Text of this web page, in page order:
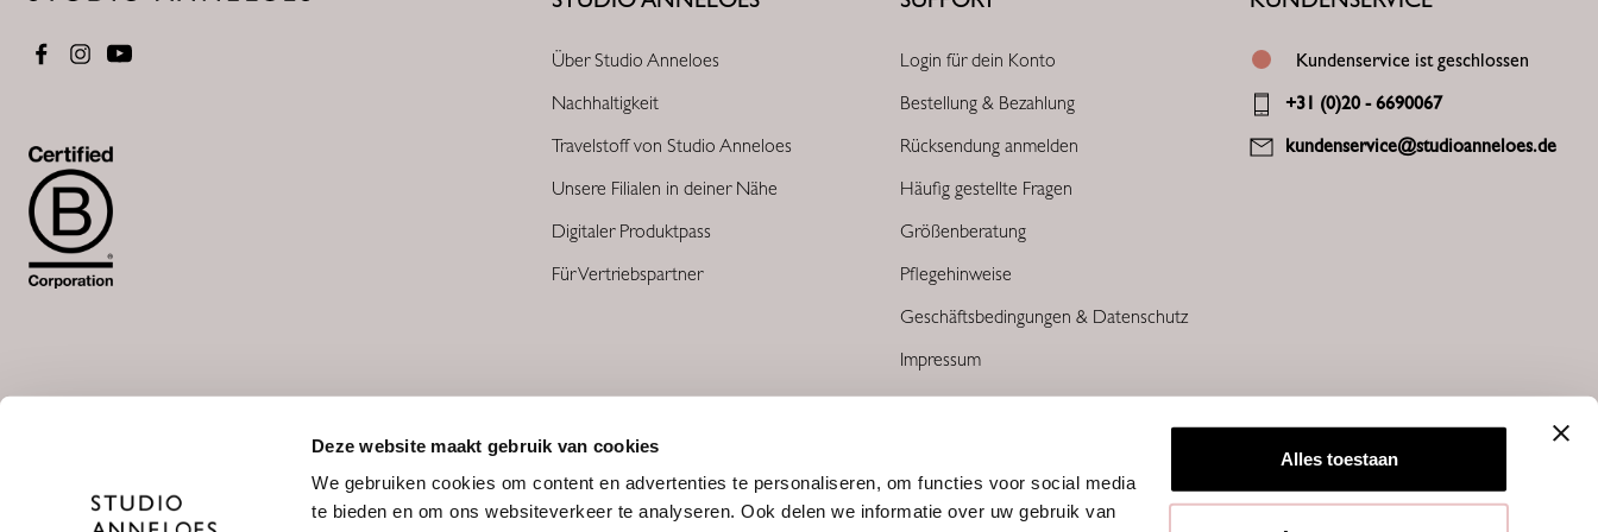
Deze website maakt gebruik van cookies
We gebruiken cookies om content en advertenties te personaliseren, om functies voor social media
te bieden en om ons websiteverkeer te analyseren. Ook delen we informatie over uw gebruik van
Alles toestaan
Über Studio Anneloes
Nachhaltigkeit
Travelstoff von Studio Anneloes
Unsere Filialen in deiner Nähe
Digitaler Produktpass
Für Vertriebspartner
Login für dein Konto
Bestellung & Bezahlung
Rücksendung anmelden
Häufig gestellte Fragen
Größenberatung
Pflegehinweise
Geschäftsbedingungen & Datenschutz
Impressum
Kundenservice ist geschlossen
+31 (0)20 - 6690067
kundenservice@studioanneloes.de
DE